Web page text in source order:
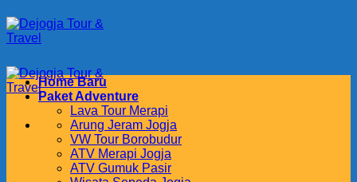
to
content
Home Baru
Paket Adventure
Lava Tour Merapi
Arung Jeram Jogja
VW Tour Borobudur
ATV Merapi Jogja
ATV Gumuk Pasir